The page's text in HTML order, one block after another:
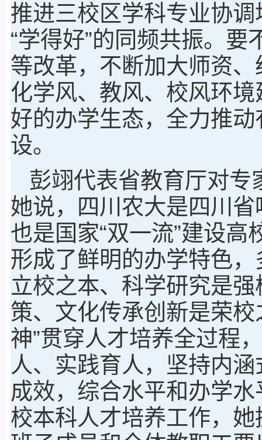
推进三校区学科专业协调
“学得好”的同频共振。
等改革，不断加大师资
化学风、教风、校风环
好的办学生态，全力推
设。
彭翊代表省教育厅对
她说，四川农大是四川省
也是国家“双一流”建设
形成了鲜明的办学特色
立校之本、科学研究是
策、文化传承创新是荣校
神”贯穿人才培养全过程
人、实践育人，坚持内
成效，综合水平和办学
校本科人才培养工作，